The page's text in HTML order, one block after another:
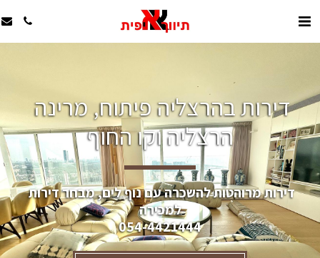
דירות בהרצליה פיתוח, מרינה
הרצליה וקו החוף
דירות מרוהטות להשכרה עם נוף לים, מבחר דירות
למכירה
054-4421444